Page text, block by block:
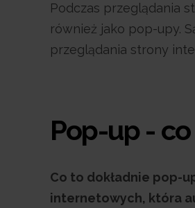
Podczas przeglądania
również jako pop-upy.
przeglądania strony
Pop-up -
Co to dokładnie pop-
internetowych, która